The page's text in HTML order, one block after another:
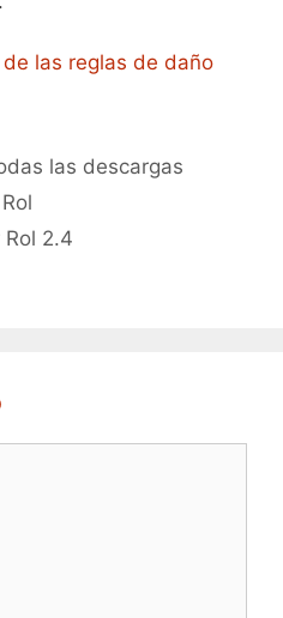
las reglas de daño
las descargas
Rol 2.4